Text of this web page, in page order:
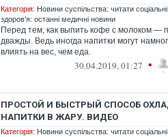
Категорія: Новини суспільства: читати
здоров'я: останні медичні новини
Перед тем, как выпить кофе с молоком —
дважды. Ведь иногда напитки могут
влиять на вес, чем еда.
30.04.2019, 01:27 •
ПРОСТОЙ И БЫСТРЫЙ СПОСОБ
НАПИТКИ В ЖАРУ. ВИДЕО
Категорія: Новини суспільства: читати